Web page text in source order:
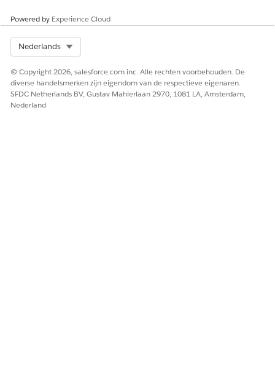
cadeau-invoer: naverwerkingsmodaliteiten,
kolommodaliteiten en kolomcomponenten.
HEEFT DIT ARTIKEL UW PROBLEEM OPGELOST?
Laat ons weten wat we kunnen doen om te verbeteren!
Powered by Experience Cloud
Nederlands
© Copyright 2026, salesforce.com inc. Alle rechten voorbehouden. De
diverse handelsmerken zijn eigendom van de respectieve eigenaren.
SFDC Netherlands BV, Gustav Mahlerlaan 2970, 1081 LA, Amsterdam,
Nederland